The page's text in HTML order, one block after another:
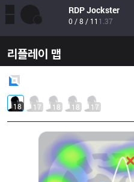
RDPJockster
0 / 8 / 11 1.37
리플레이 맵
18 17 18 18 17